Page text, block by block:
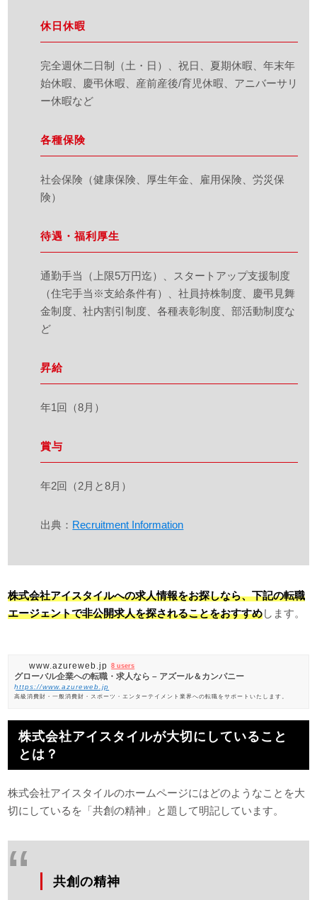
休日休暇
完全週休二日制（土・日）、祝日、夏期休暇、年末年
始休暇、慶弔休暇、産前産後/育児休暇、アニバーサリ
ー休暇など
各種保険
社会保険（健康保険、厚生年金、雇用保険、労災保
険）
待遇・福利厚生
通勤手当（上限5万円迄）、スタートアップ支援制度
（住宅手当※支給条件有）、社員持株制度、慶弔見舞
金制度、社内割引制度、各種表彰制度、部活動制度な
ど
昇給
年1回（8月）
賞与
年2回（2月と8月）
出典： Recruitment Information
株式会社アイスタイルへの求人情報をお探しなら、下記の転職
エージェントで非公開求人を探されることをおすすめします。
www.azureweb.jp 8 users
グローバル企業への転職・求人なら – アズール＆カンパニー
https://www.azureweb.jp
高級消費財・一般消費財・スポーツ・エンターテイメント業界への転職をサポートいたします。
株式会社アイスタイルが大切にしていること
とは？
株式会社アイスタイルのホームページにはどのようなことを大
切にしているを「共創の精神」と題して明記しています。
共創の精神